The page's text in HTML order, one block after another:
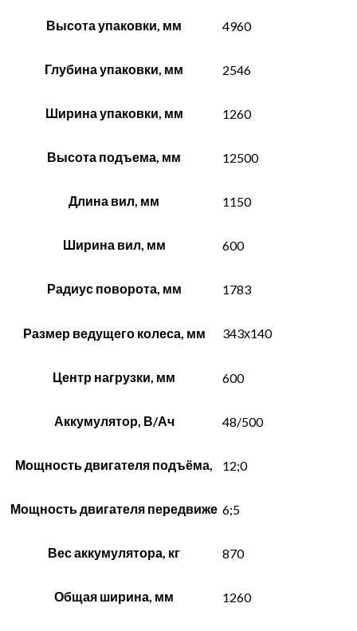
Высота упаковки, мм 4960
Глубина упаковки, мм 2546
Ширина упаковки, мм 1260
Высота подъема, мм 12500
Длина вил, мм 1150
Ширина вил, мм 600
Радиус поворота, мм 1783
Размер ведущего колеса, мм 343х140
Центр нагрузки, мм 600
Аккумулятор, В/Ач 48/500
Мощность двигателя подъёма, 12;0
Мощность двигателя передвиже 6;5
Вес аккумулятора, кг 870
Общая ширина, мм 1260